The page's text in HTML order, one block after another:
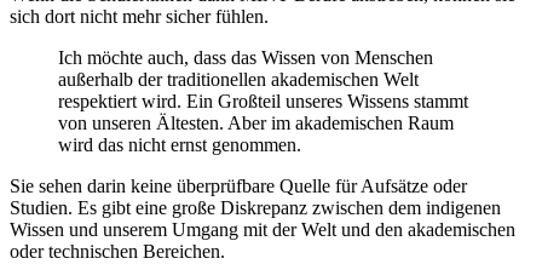
sich dort nicht mehr sicher fühlen.
Ich möchte auch, dass das Wissen von Menschen
außerhalb der traditionellen akademischen Welt
respektiert wird. Ein Großteil unseres Wissens stammt
von unseren Ältesten. Aber im akademischen Raum
wird das nicht ernst genommen.
Sie sehen darin keine überprüfbare Quelle für Aufsätze oder
Studien. Es gibt eine große Diskrepanz zwischen dem indigenen
Wissen und unserem Umgang mit der Welt und den akademischen
oder technischen Bereichen.